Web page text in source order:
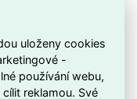
uloženy cookies
-
používání webu,
reklamou. Své